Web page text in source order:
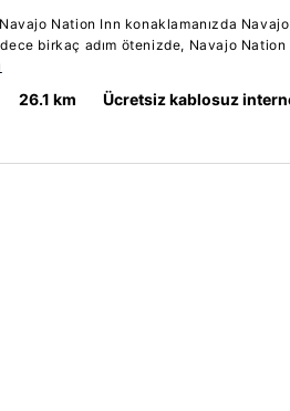
Nation Inn konaklamanızda Navajo
birkaç adım ötenizde, Navajo Nation
26.1 km Ücretsiz kablosuz